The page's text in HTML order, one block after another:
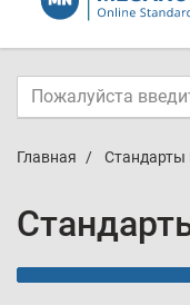
Главная